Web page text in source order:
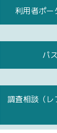
利用者ポー
パ
調査相談 （